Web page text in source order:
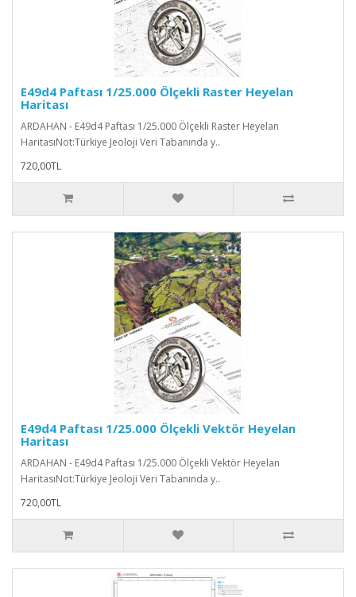
E49d4 Paftası 1/25.000 Ölçekli Raster Heyelan
Haritası
ARDAHAN - E49d4 Paftası 1/25.000 Ölçekli Raster Heyelan
HaritasıNot:Türkiye Jeoloji Veri Tabanında y..
720,00TL
E49d4 Paftası 1/25.000 Ölçekli Vektör Heyelan
Haritası
ARDAHAN - E49d4 Paftası 1/25.000 Ölçekli Vektör Heyelan
HaritasıNot:Türkiye Jeoloji Veri Tabanında y..
720,00TL